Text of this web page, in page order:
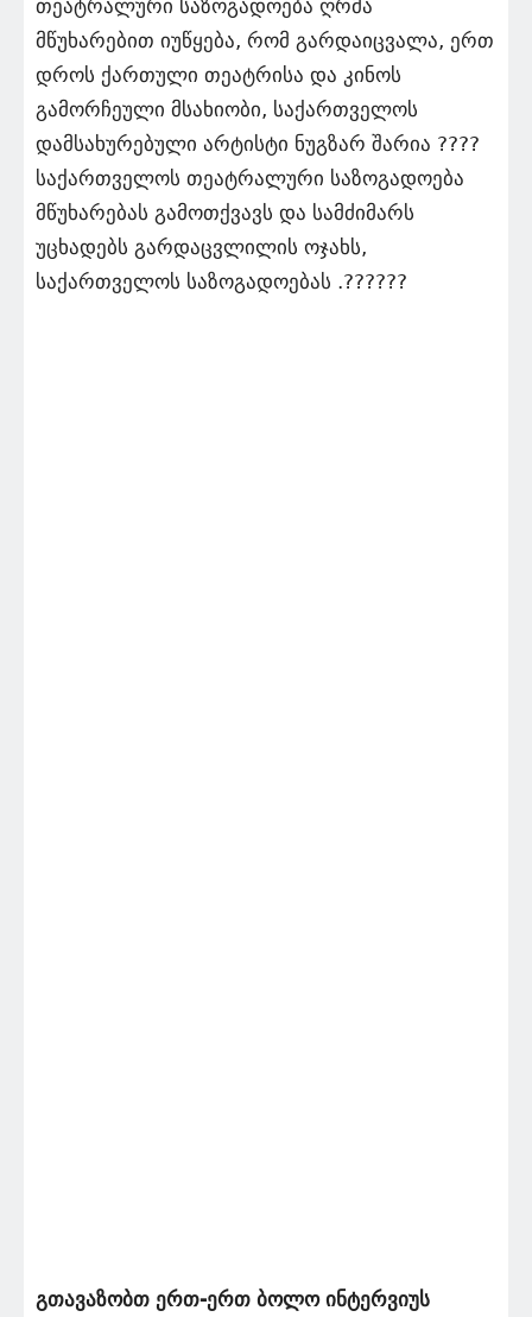
თეატრალური საზოგადოება ღრმა
მწუხარებით იუწყება, რომ გარდაიცვალა, ერთ
დროს ქართული თეატრისა და კინოს
გამორჩეული მსახიობი, საქართველოს
დამსახურებული არტისტი ნუგზარ შარია ????
საქართველოს თეატრალური საზოგადოება
მწუხარებას გამოთქვავს და სამძიმარს
უცხადებს გარდაცვლილის ოჯახს,
საქართველოს საზოგადოებას .??????
გთავაზობთ ერთ-ერთ ბოლო ინტერვიუს